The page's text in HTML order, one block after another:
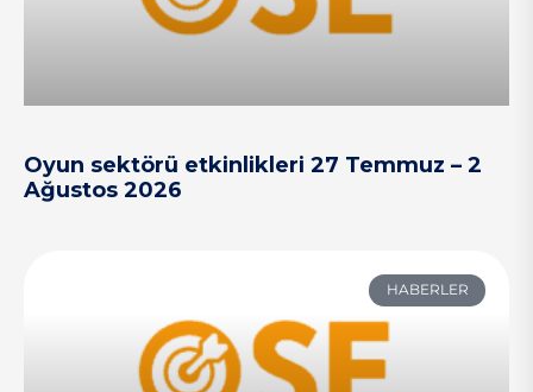
Oyun sektörü etkinlikleri 27 Temmuz – 2
Ağustos 2026
HABERLER